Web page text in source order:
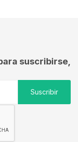
suscribirse,
Suscribir